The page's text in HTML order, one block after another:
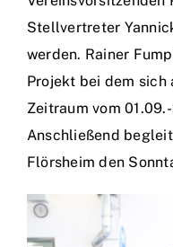
Stellvertreter
werden. Rainer
Projekt bei dem sich
Zeitraum vom
Anschließend
Flörsheim den